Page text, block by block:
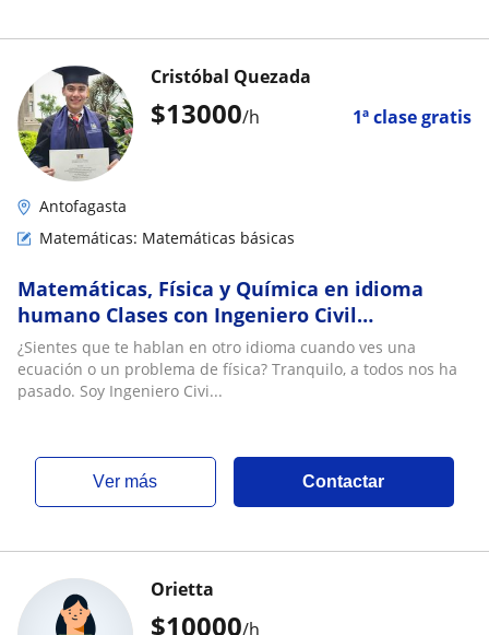
$13000/h 1ª clase gratis
Cristóbal Quezada
Antofagasta
Matemáticas: Matemáticas básicas
Matemáticas, Física y Química en idioma
humano Clases con Ingeniero Civil
Metalúrgico de la Universidad Técnica
Federico Santa maría
¿Sientes que te hablan en otro idioma cuando ves una
ecuación o un problema de física? Tranquilo, a todos nos ha
pasado. Soy Ingeniero Civi...
ver más Contactar
$10000/h
Orietta